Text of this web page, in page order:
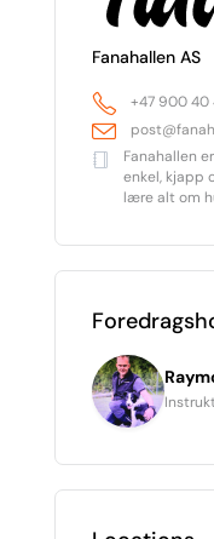
Fanahallen AS
+47 900 40
Fanahallen
enkel, kjapp
lære alt om